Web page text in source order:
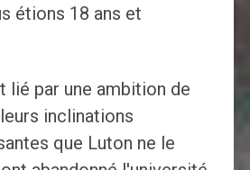
étions 18 ans et
lié par une ambition de
inclinations
que Luton ne le